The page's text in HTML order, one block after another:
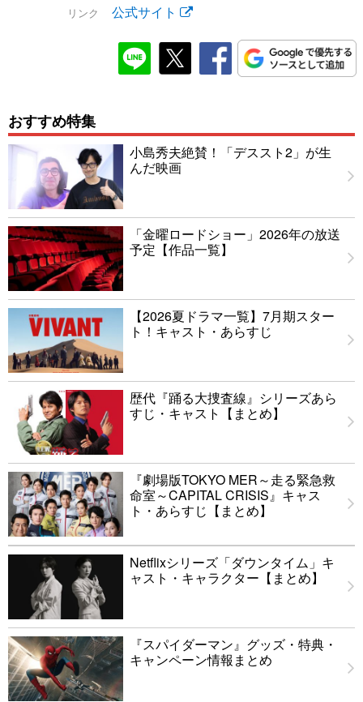
リンク 公式サイト
おすすめ特集
小島秀夫絶賛！「デススト2」が生
んだ映画
「金曜ロードショー」2026年の放送
予定【作品一覧】
【2026夏ドラマ一覧】7月期スター
ト！キャスト・あらすじ
歴代『踊る大捜査線』シリーズあら
すじ・キャスト【まとめ】
『劇場版TOKYO MER～走る緊急救
命室～CAPITAL CRISIS』キャス
ト・あらすじ【まとめ】
Netflixシリーズ「ダウンタイム」キ
ャスト・キャラクター【まとめ】
『スパイダーマン』グッズ・特典・
キャンペーン情報まとめ